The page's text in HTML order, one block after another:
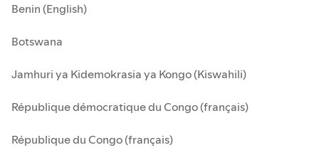
Benin (English)
Botswana
Jamhuri ya Kidemokrasia ya Kongo (Kiswahili)
République démocratique du Congo (français)
République du Congo (français)